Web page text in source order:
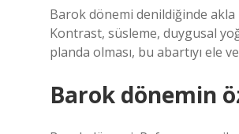
Barok dönemi denildiğinde akla
Kontrast, süsleme, duygusal
planda olması, bu abartıyı ele
Barok dönemin